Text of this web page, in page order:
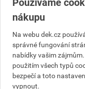
Lak izolační Renolak
kg
119,06Kč
Používáme
nákupu
Na webu dek.cz
správné fungování
nabídky vašim
použitím všech typů
bezpečí a toto
vypnout.